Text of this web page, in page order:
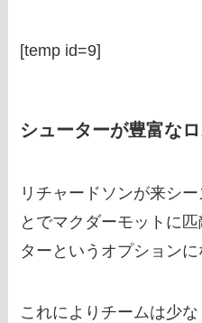
[temp id=9]
シューターが豊富な
リチャードソンが来シ
とでマクダーモットに
ターというオプションに
これによりチームは少